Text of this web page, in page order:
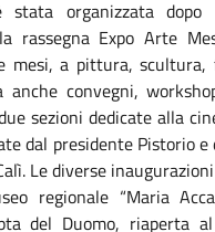
stata organizzata dopo
rassegna Expo Arte
mesi, a pittura, scultura,
anche convegni,
sezioni dedicate alla
dal presidente Pistorio e
Le diverse
regionale “Maria
del Duomo, riaperta